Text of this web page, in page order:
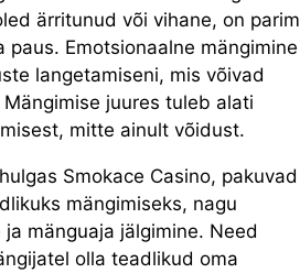
ärritunud või vihane, on parim
paus. Emotsionaalne mängimine
langetamiseni, mis võivad
juures tuleb alati
mitte ainult võidust.
Smokace Casino, pakuvad
mängimiseks, nagu
mänguaja jälgimine. Need
olla teadlikud oma